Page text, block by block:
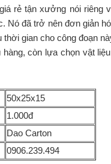
giá rẻ tận xưởng nói riêng
Nó đã trở nên đơn giản
thời gian cho công đoạn
hàng, còn lựa chọn vật
50x25x15
1.000đ
Dao Carton
0906.239.494